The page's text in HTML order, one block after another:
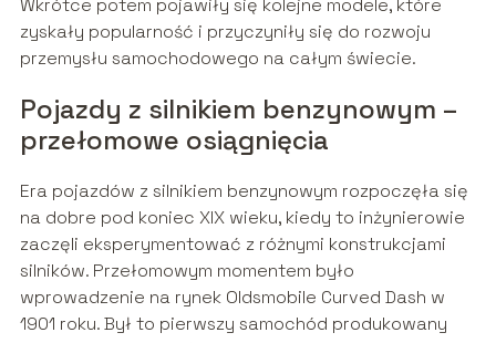
Wkrótce potem pojawiły się kolejne modele, które
zyskały popularność i przyczyniły się do rozwoju
przemysłu samochodowego na całym świecie.
Pojazdy z silnikiem benzynowym –
przełomowe osiągnięcia
Era pojazdów z silnikiem benzynowym rozpoczęła się
na dobre pod koniec XIX wieku, kiedy to inżynierowie
zaczęli eksperymentować z różnymi konstrukcjami
silników. Przełomowym momentem było
wprowadzenie na rynek Oldsmobile Curved Dash w
1901 roku. Był to pierwszy samochód produkowany